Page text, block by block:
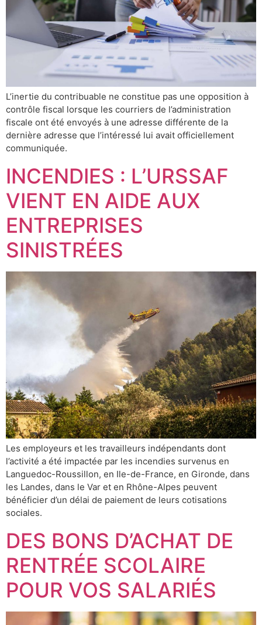
L’inertie du contribuable ne constitue pas une opposition à
contrôle fiscal lorsque les courriers de l’administration
fiscale ont été envoyés à une adresse différente de la
dernière adresse que l’intéressé lui avait officiellement
communiquée.
INCENDIES : L’URSSAF
VIENT EN AIDE AUX
ENTREPRISES
SINISTRÉES
Les employeurs et les travailleurs indépendants dont
l’activité a été impactée par les incendies survenus en
Languedoc-Roussillon, en Ile-de-France, en Gironde, dans
les Landes, dans le Var et en Rhône-Alpes peuvent
bénéficier d’un délai de paiement de leurs cotisations
sociales.
DES BONS D’ACHAT DE
RENTRÉE SCOLAIRE
POUR VOS SALARIÉS